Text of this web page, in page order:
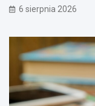
6 sierpnia 2026